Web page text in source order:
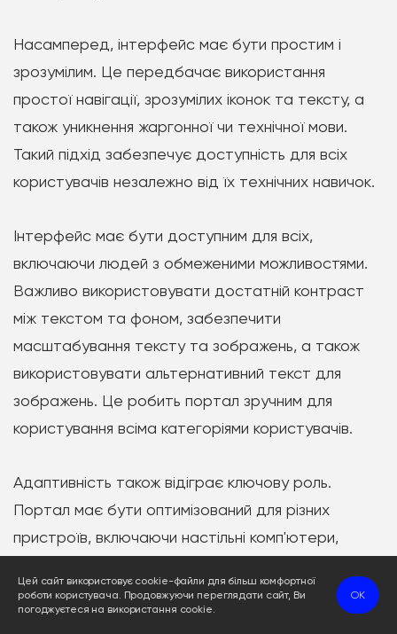
Насамперед, інтерфейс має бути простим і
зрозумілим. Це передбачає використання
простої навігації, зрозумілих іконок та тексту, а
також уникнення жаргонної чи технічної мови.
Такий підхід забезпечує доступність для всіх
користувачів незалежно від їх технічних навичок.
Інтерфейс має бути доступним для всіх,
включаючи людей з обмеженими можливостями.
Важливо використовувати достатній контраст
між текстом та фоном, забезпечити
масштабування тексту та зображень, а також
використовувати альтернативний текст для
зображень. Це робить портал зручним для
користування всіма категоріями користувачів.
Адаптивність також відіграє ключову роль.
Портал має бути оптимізований для різних
пристроїв, включаючи настільні комп'ютери,
адаптивного дизайну або чуйних веб-шаблонів
дозволяє забезпечити коректне відображення
Цей сайт використовує cookie-файли для більш комфортної
роботи користувача. Продовжуючи переглядати сайт, Ви
погоджуєтеся на використання cookie.
OK